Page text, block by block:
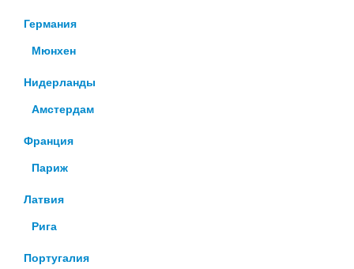
Германия
Мюнхен
Нидерланды
Амстердам
Франция
Париж
Латвия
Рига
Португалия